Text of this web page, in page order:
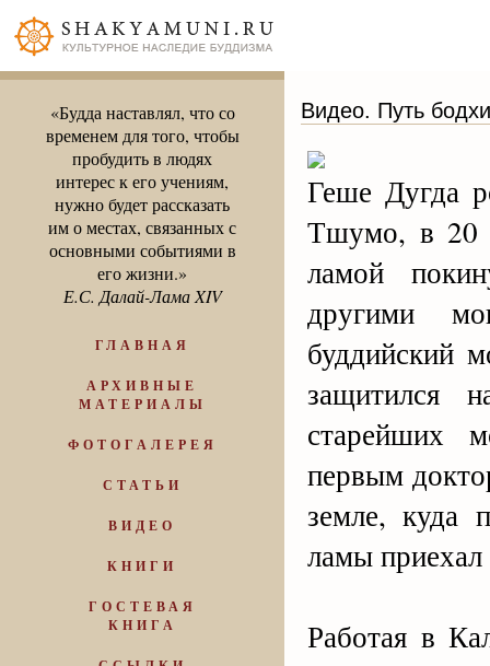
«Будда наставлял, что со
временем для того, чтобы
пробудить в людях
интерес к его учениям,
нужно будет рассказать
им о местах, связанных с
основными событиями в
его жизни.»
Е.С. Далай-Лама XIV
ГЛАВНАЯ
АРХИВНЫЕ
МАТЕРИАЛЫ
ФОТОГАЛЕРЕЯ
СТАТЬИ
ВИДЕО
КНИГИ
ГОСТЕВАЯ
КНИГА
Видео. Путь
Геше Дугда
Тшумо, в 20
ламой
другими
буддийский
защитился
старейших
первым
земле, куда
ламы
Работая в